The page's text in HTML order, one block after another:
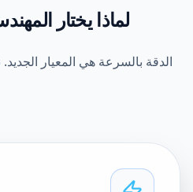
لماذا يختار
الدقة بالسرعة هي المعيار